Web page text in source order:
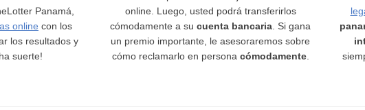
Panamá,
online con los
los resultados y
suerte!
online. Luego, usted podrá transferirlos
cómodamente a su cuenta bancaria . Si gana
un premio importante, le asesoraremos sobre
cómo reclamarlo en persona cómodamente.